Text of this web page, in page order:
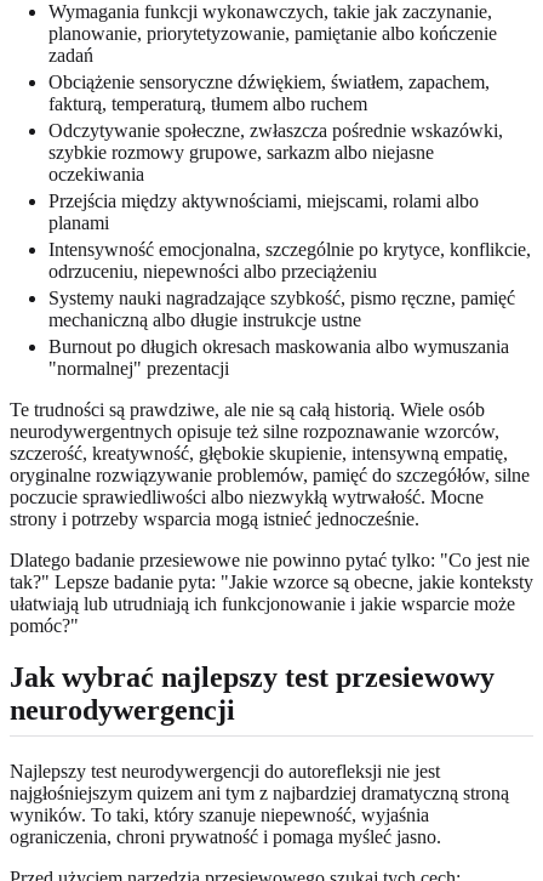
Wymagania funkcji wykonawczych, takie jak zaczynanie,
planowanie, priorytetyzowanie, pamiętanie albo kończenie
zadań
Obciążenie sensoryczne dźwiękiem, światłem, zapachem,
fakturą, temperaturą, tłumem albo ruchem
Odczytywanie społeczne, zwłaszcza pośrednie wskazówki,
szybkie rozmowy grupowe, sarkazm albo niejasne
oczekiwania
Przejścia między aktywnościami, miejscami, rolami albo
planami
Intensywność emocjonalna, szczególnie po krytyce, konflikcie,
odrzuceniu, niepewności albo przeciążeniu
Systemy nauki nagradzające szybkość, pismo ręczne, pamięć
mechaniczną albo długie instrukcje ustne
Burnout po długich okresach maskowania albo wymuszania
"normalnej" prezentacji
Te trudności są prawdziwe, ale nie są całą historią. Wiele osób
neurodywergentnych opisuje też silne rozpoznawanie wzorców,
szczerość, kreatywność, głębokie skupienie, intensywną empatię,
oryginalne rozwiązywanie problemów, pamięć do szczegółów, silne
poczucie sprawiedliwości albo niezwykłą wytrwałość. Mocne
strony i potrzeby wsparcia mogą istnieć jednocześnie.
Dlatego badanie przesiewowe nie powinno pytać tylko: "Co jest nie
tak?" Lepsze badanie pyta: "Jakie wzorce są obecne, jakie konteksty
ułatwiają lub utrudniają ich funkcjonowanie i jakie wsparcie może
pomóc?"
Jak wybrać najlepszy test przesiewowy
neurodywergencji
Najlepszy test neurodywergencji do autorefleksji nie jest
najgłośniejszym quizem ani tym z najbardziej dramatyczną stroną
wyników. To taki, który szanuje niepewność, wyjaśnia
ograniczenia, chroni prywatność i pomaga myśleć jasno.